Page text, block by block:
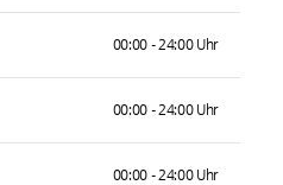
00:00 - 24:00 Uhr
00:00 - 24:00 Uhr
00:00 - 24:00 Uhr